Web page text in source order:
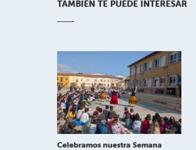
TAMBIÉN TE PUEDE INTERESAR
Celebramos nuestra Semana